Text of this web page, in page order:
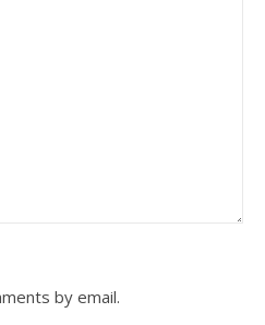
by email.